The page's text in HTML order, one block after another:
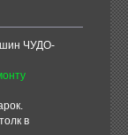
ЧУДО-
в